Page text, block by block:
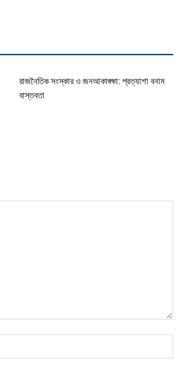
রাজনৈতিক সংস্কার ও জনআকাঙ্ক্ষা: প্রত্যাশা বনাম
বাস্তবতা